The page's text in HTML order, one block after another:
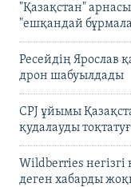
"Қазақстан"
"ешқандай
Ресейдің Ярослав
дрон шабуылдады
CPJ ұйымы
қудалауды
Wildberries
деген хабарды